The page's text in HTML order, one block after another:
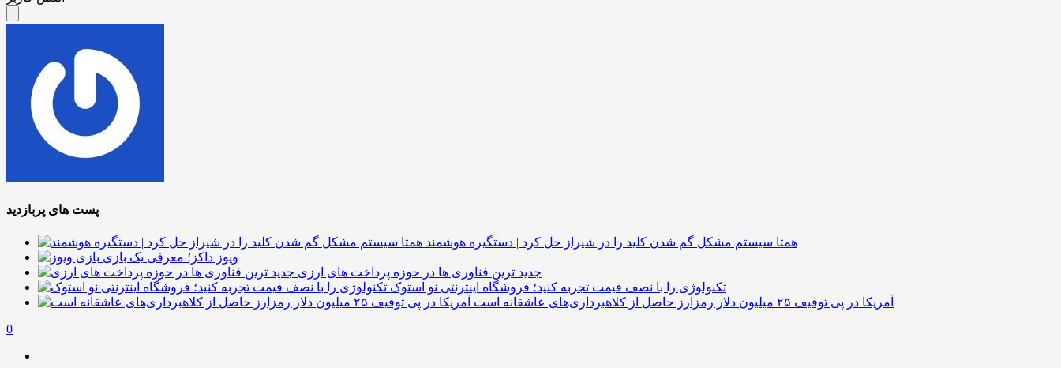
پست های پربازدید
همتا سیستم مشکل گم شدن کلید را در شیراز حل کرد | دستگیره هوشمند
ویوز داکز؛ معرفی یک بازی
جدید ترین فناوری ها در حوزه پرداخت های ارزی
تکنولوژی را با نصف قیمت تجربه کنید؛ فروشگاه اینترنتی نو استوک
آمریکا در پی توقیف ۲۵ میلیون دلار رمزارز حاصل از کلاهبرداری‌های عاشقانه است
0